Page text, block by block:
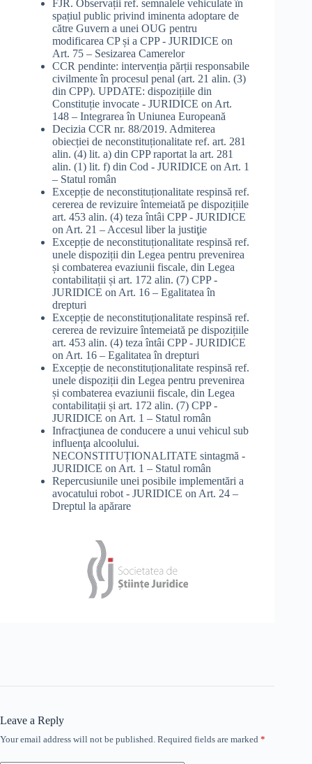
FJR. Observații ref. semnalele vehiculate în
spațiul public privind iminenta adoptare de
către Guvern a unei OUG pentru
modificarea CP și a CPP - JURIDICE on
Art. 75 – Sesizarea Camerelor
CCR pendinte: intervenția părții responsabile
civilmente în procesul penal (art. 21 alin. (3)
din CPP). UPDATE: dispozițiile din
Constituție invocate - JURIDICE on Art.
148 – Integrarea în Uniunea Europeană
Decizia CCR nr. 88/2019. Admiterea
obiecției de neconstituționalitate ref. art. 281
alin. (4) lit. a) din CPP raportat la art. 281
alin. (1) lit. f) din Cod - JURIDICE on Art. 1
– Statul român
Excepție de neconstituționalitate respinsă ref.
cererea de revizuire întemeiată pe dispozițiile
art. 453 alin. (4) teza întâi CPP - JURIDICE
on Art. 21 – Accesul liber la justiţie
Excepție de neconstituționalitate respinsă ref.
unele dispoziții din Legea pentru prevenirea
și combaterea evaziunii fiscale, din Legea
contabilitații și art. 172 alin. (7) CPP -
JURIDICE on Art. 16 – Egalitatea în
drepturi
Excepție de neconstituționalitate respinsă ref.
cererea de revizuire întemeiată pe dispozițiile
art. 453 alin. (4) teza întâi CPP - JURIDICE
on Art. 16 – Egalitatea în drepturi
Excepție de neconstituționalitate respinsă ref.
unele dispoziții din Legea pentru prevenirea
și combaterea evaziunii fiscale, din Legea
contabilitații și art. 172 alin. (7) CPP -
JURIDICE on Art. 1 – Statul român
Infracţiunea de conducere a unui vehicul sub
influenţa alcoolului.
NECONSTITUȚIONALITATE sintagmă -
JURIDICE on Art. 1 – Statul român
Repercusiunile unei posibile implementări a
avocatului robot - JURIDICE on Art. 24 –
Dreptul la apărare
Leave a Reply
Your email address will not be published. Required fields are marked *